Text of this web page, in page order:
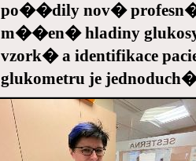
po��dily nov�
m��en� hladiny
vzork� a identifikace
glukometru je